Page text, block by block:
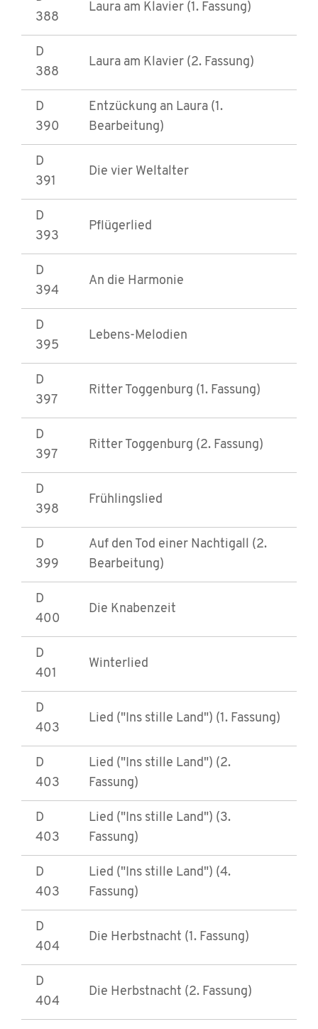
388
Laura am Klavier (1. Fassung)
D
388
Laura am Klavier (2. Fassung)
D
390
Entzückung an Laura (1.
Bearbeitung)
D
391
Die vier Weltalter
D
393
Pflügerlied
D
394
An die Harmonie
D
395
Lebens-Melodien
D
397
Ritter Toggenburg (1. Fassung)
D
397
Ritter Toggenburg (2. Fassung)
D
398
Frühlingslied
D
399
Auf den Tod einer Nachtigall (2.
Bearbeitung)
D
400
Die Knabenzeit
D
401
Winterlied
D
403
Lied ("Ins stille Land") (1. Fassung)
D
403
Lied ("Ins stille Land") (2.
Fassung)
D
403
Lied ("Ins stille Land") (3.
Fassung)
D
403
Lied ("Ins stille Land") (4.
Fassung)
D
404
Die Herbstnacht (1. Fassung)
D
404
Die Herbstnacht (2. Fassung)